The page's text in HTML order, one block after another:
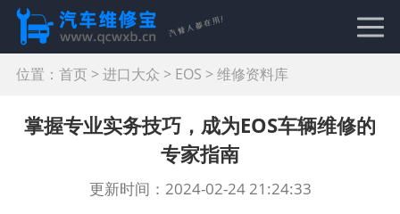
位置： 首页> 进口大众 > EOS > 维修资料库
掌握专业实务技巧，成为EOS车辆维修的
专家指南
更新时间：2024-02-24 21:24:33